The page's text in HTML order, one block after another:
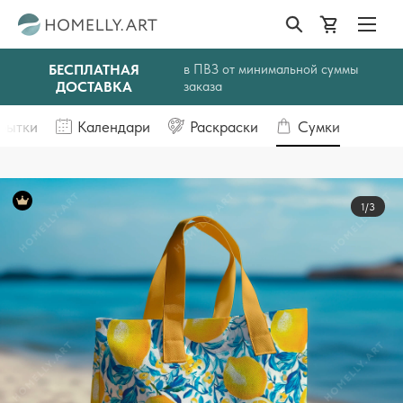
БЕСПЛАТНАЯ
ДОСТАВКА
в ПВЗ от минимальной суммы
заказа
Календари Раскраски Сумки
1/3